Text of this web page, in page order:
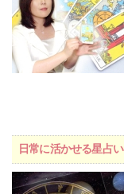
日常に活かせる星占